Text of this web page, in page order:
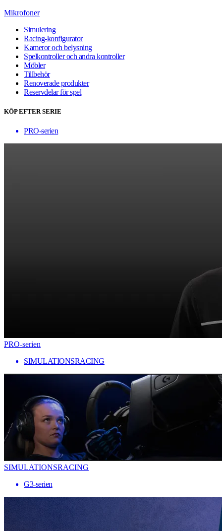
Mikrofoner
Simulering
Racing-konfigurator
Kameror och belysning
Spelkontroller och andra kontroller
Möbler
Tillbehör
Renoverade produkter
Reservdelar för spel
KÖP EFTER SERIE
PRO-serien
PRO-serien
SIMULATIONSRACING
SIMULATIONSRACING
G3-serien